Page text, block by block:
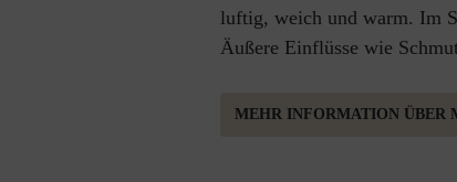
luftig, weich und warm. Im
Äußere Einflüsse wie
MEHR INFORMATION ÜBER